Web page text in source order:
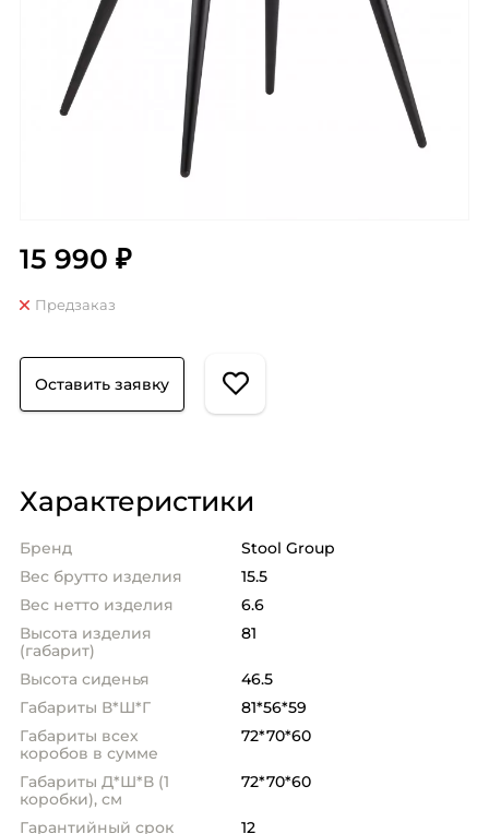
15 990 ₽
Предзаказ
Оставить заявку
Характеристики
Бренд
Stool Group
Вес брутто изделия
15.5
Вес нетто изделия
6.6
Высота изделия
(габарит)
81
Высота сиденья
46.5
Габариты В*Ш*Г
81*56*59
Габариты всех
коробов в сумме
72*70*60
Габариты Д*Ш*В (1
коробки), см
72*70*60
Гарантийный срок
12